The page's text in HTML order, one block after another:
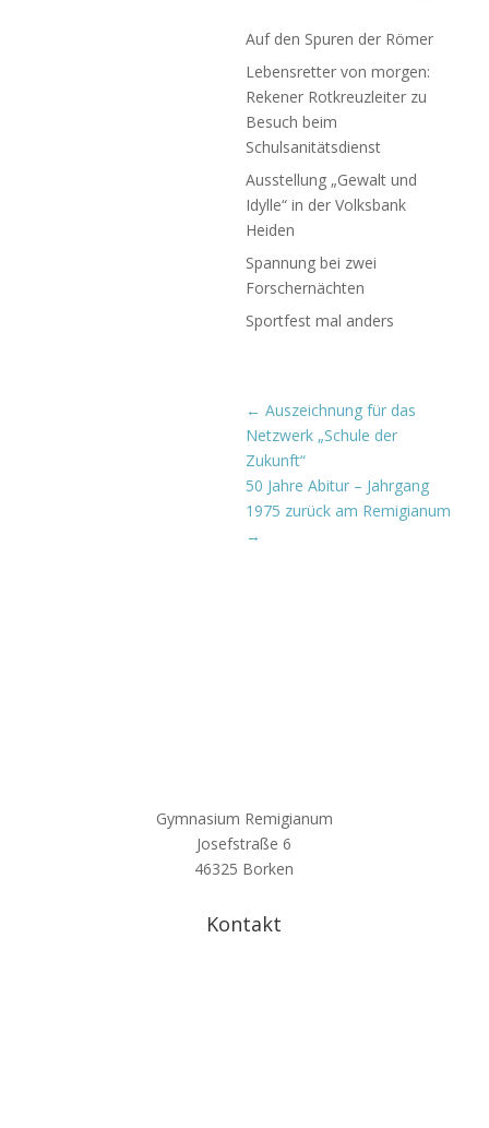
Auf den Spuren der Römer
Lebensretter von morgen:
Rekener Rotkreuzleiter zu
Besuch beim
Schulsanitätsdienst
Ausstellung „Gewalt und
Idylle“ in der Volksbank
Heiden
Spannung bei zwei
Forschernächten
Sportfest mal anders
← Auszeichnung für das
Netzwerk „Schule der
Zukunft“
50 Jahre Abitur – Jahrgang
1975 zurück am Remigianum
→
Gymnasium Remigianum
Josefstraße 6
46325 Borken
Kontakt